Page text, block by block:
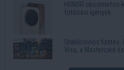
HONOR
fotózási igények
Stabilcoinos fizetés:
Visa, a Mastercard